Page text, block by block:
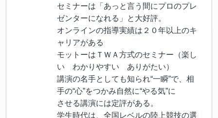
セミナーは「あっと言う間にプロのプレ
ゼンターになれる」と大好評。
オンラインの指導実績は２０年以上のキ
ャリアがある
モットーはＴＷＡ方式のセミナー（楽し
い わかりやすい ありがたい）
講演の名手としても知られ“一瞬”で、相
手の“心”をつかみ自然に“やる気”に
させる講演には定評がある。
学生時代は、全国レベルの陸上競技の選